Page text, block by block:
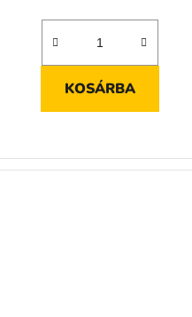
KOSÁRBA